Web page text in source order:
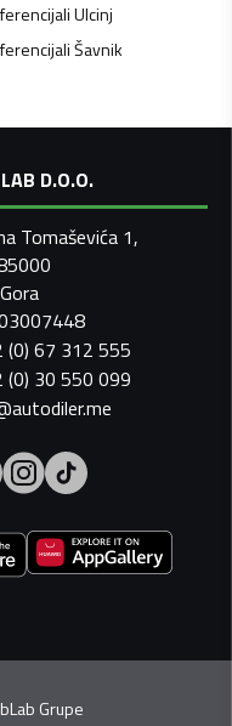
Ulcinj
Šavnik
D.O.O.
Tomaševića 1,
(0) 67 312 555
(0) 30 550 099
Grupe